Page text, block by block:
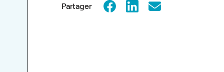
Partager